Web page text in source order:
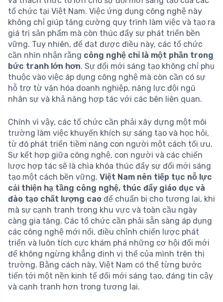
tổ chức tại Việt Nam. Việc ứng dụng công nghệ này
không chỉ giúp tăng cường quy trình làm việc và tạo ra
giá trị sản phẩm mà còn thúc đẩy sự phát triển bền
vững. Tuy nhiên, để đạt được điều này, các tổ chức
cần nhìn nhận rằng công nghệ chỉ là một phần trong
bức tranh lớn hơn. Sự đổi mới sáng tạo không chỉ phụ
thuộc vào việc áp dụng công nghệ mà còn cần có sự
hỗ trợ từ văn hóa doanh nghiệp, năng lực đội ngũ
nhân sự và khả năng hợp tác với các bên liên quan.
Chính vì vậy, các tổ chức cần phải xây dựng một môi
trường làm việc khuyến khích sự sáng tạo và học hỏi,
từ đó phát triển tiềm năng con người một cách tối ưu.
Sự kết hợp giữa công nghệ, con người và các chiến
lược hợp tác sẽ là chìa khóa thúc đẩy sự đổi mới sáng
tạo một cách bền vững. Việt Nam nên tiếp tục nỗ lực
cải thiện hạ tầng công nghệ, thúc đẩy giáo dục và
đào tạo chất lượng cao để chuẩn bị cho tương lai, khi
mà sự cạnh tranh trong khu vực và toàn cầu ngày
càng gia tăng. Các tổ chức cần phải sẵn sàng áp dụng
các công nghệ mới nổi, điều chỉnh chiến lược phát
triển và luôn tích cực khám phá những cơ hội đổi mới
để không ngừng khẳng định vị thế của mình trên thị
trường. Bằng cách này, Việt Nam có thể từng bước
tiến tới một nền kinh tế đổi mới sáng tạo, đáng tin cậy
và cạnh tranh hơn trong tương lai.